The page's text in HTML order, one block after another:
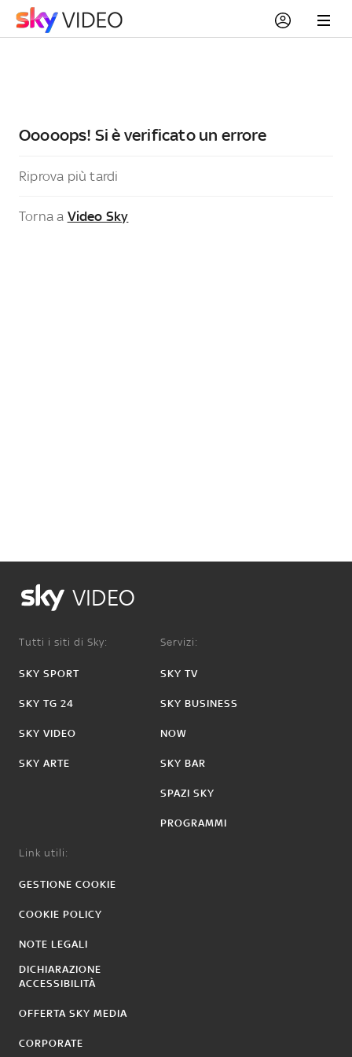
Ooooops! Si è verificato un errore
Riprova più tardi
Torna a Video Sky
VIDEO
Tutti i siti di Sky:
SKY SPORT
SKY TG 24
SKY VIDEO
SKY ARTE
Servizi:
SKY TV
SKY BUSINESS
NOW
SKY BAR
SPAZI SKY
PROGRAMMI
Link utili:
GESTIONE COOKIE
COOKIE POLICY
NOTE LEGALI
DICHIARAZIONE
ACCESSIBILITÀ
OFFERTA SKY MEDIA
CORPORATE